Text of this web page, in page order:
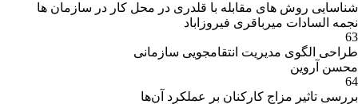
شناسایی روش های مقابله با قلدری در محل کار در سازمان ها
نجمه السادات میرباقری فیروزاباد
63
طراحی الگوی مدیریت انتقامجویی سازمانی
محسن آروین
64
بررسی تاثیر مزاج کارکنان بر عملکرد آن‌ها